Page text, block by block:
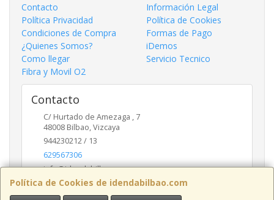
Política de Cookies de idendabilbao.com
Contacto
Información Legal
Política Privacidad
Política de Cookies
Condiciones de Compra
Formas de Pago
¿Quienes Somos?
iDemos
Como llegar
Servicio Tecnico
Fibra y Movil O2
Contacto
C/ Hurtado de Amezaga , 7
48008 Bilbao,Vizcaya
944230212 / 13
629567306
info@idendabilbao.com